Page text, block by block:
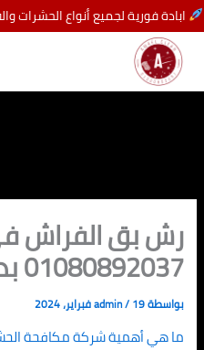
تخطي
إلى
المحتوى
ابادة فورية لجميع أنواع
رش بق الفراش
01080892037 بدون رائحة
بواسطة admin/19 فبراير، 2024
ما هي أهمية شركة مكافحة